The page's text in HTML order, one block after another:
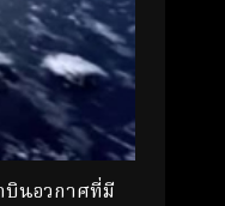
บินอวกาศที่มี